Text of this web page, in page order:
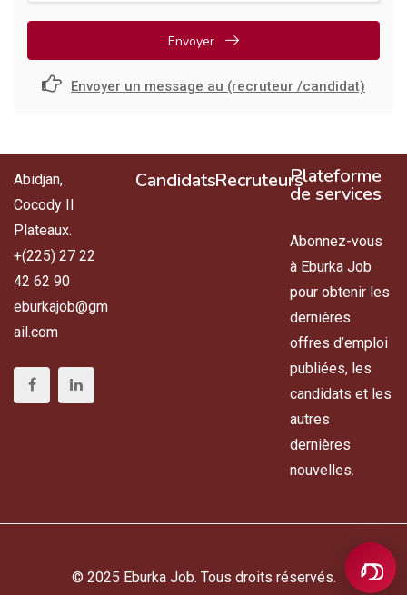
Envoyer
Envoyer un message au (recruteur /candidat)
Abidjan,
Cocody II
Plateaux.
+(225) 27 22
42 62 90
eburkajob@gm
ail.com
CandidatsRecruteursPlateforme
de services
Abonnez-vous
à Eburka Job
pour obtenir les
dernières
offres d’emploi
publiées, les
candidats et les
autres
dernières
nouvelles.
© 2025 Eburka Job. Tous droits réservés.